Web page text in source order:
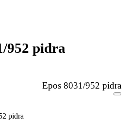
952 pidra
Epos 8031/952 pidra
pidra